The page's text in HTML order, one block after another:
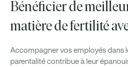
Bénéficier de
matière de fertilité
Accompagner vos employés dans
parentalité contribue à leur